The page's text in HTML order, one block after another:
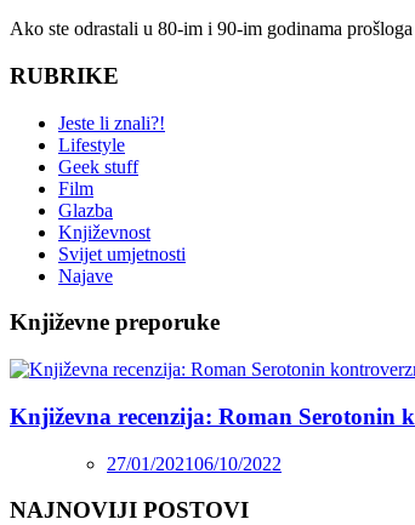
Ako ste odrastali u 80-im i 90-im godinama
RUBRIKE
Jeste li znali?!
Lifestyle
Geek stuff
Film
Glazba
Književnost
Svijet umjetnosti
Najave
Književne preporuke
Književna recenzija: Roman Serotonin
27/01/202106/10/2022
NAJNOVIJI POSTOVI